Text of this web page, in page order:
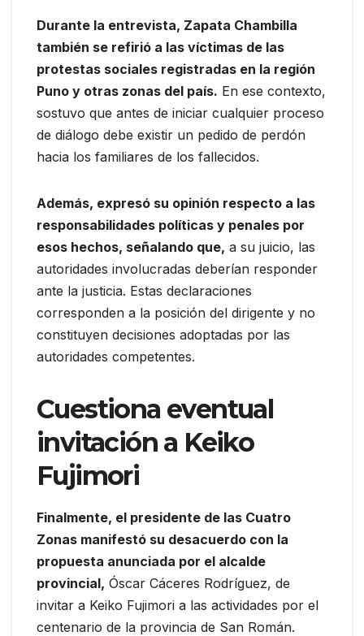
Durante la entrevista, Zapata Chambilla
también se refirió a las víctimas de las
protestas sociales registradas en la región
Puno y otras zonas del país. En ese contexto,
sostuvo que antes de iniciar cualquier proceso
de diálogo debe existir un pedido de perdón
hacia los familiares de los fallecidos.
Además, expresó su opinión respecto a las
responsabilidades políticas y penales por
esos hechos, señalando que, a su juicio, las
autoridades involucradas deberían responder
ante la justicia. Estas declaraciones
corresponden a la posición del dirigente y no
constituyen decisiones adoptadas por las
autoridades competentes.
Cuestiona eventual
invitación a Keiko
Fujimori
Finalmente, el presidente de las Cuatro
Zonas manifestó su desacuerdo con la
propuesta anunciada por el alcalde
provincial, Óscar Cáceres Rodríguez, de
invitar a Keiko Fujimori a las actividades por el
centenario de la provincia de San Román.